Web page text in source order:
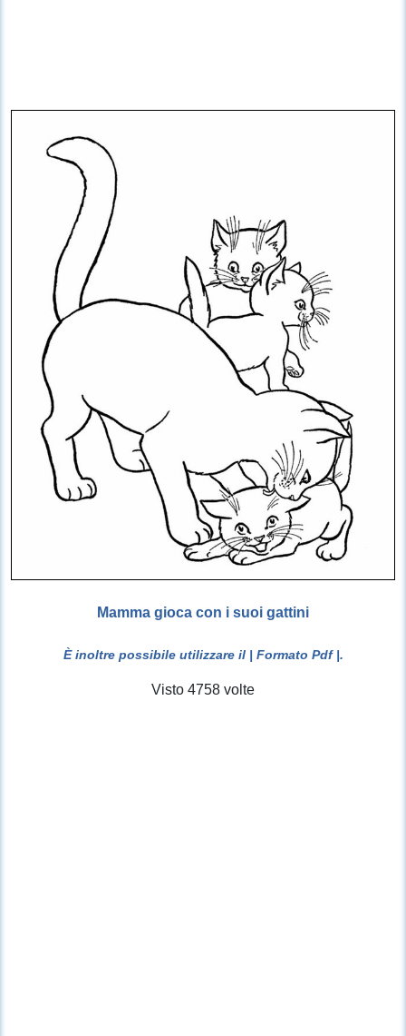
Mamma gioca con i suoi gattini
È inoltre possibile utilizzare il | Formato Pdf |.
Visto 4758 volte